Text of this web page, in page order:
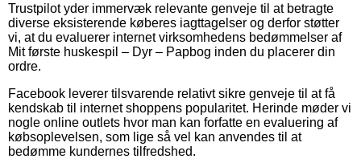
Trustpilot yder immervæk relevante genveje til at betragte
diverse eksisterende køberes iagttagelser og derfor støtter
vi, at du evaluerer internet virksomhedens bedømmelser af
Mit første huskespil – Dyr – Papbog inden du placerer din
ordre.
Facebook leverer tilsvarende relativt sikre genveje til at få
kendskab til internet shoppens popularitet. Herinde møder vi
nogle online outlets hvor man kan forfatte en evaluering af
købsoplevelsen, som lige så vel kan anvendes til at
bedømme kundernes tilfredshed.